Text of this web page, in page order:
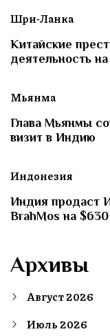
Шри-Ланка
Китайские
деятельность
Мьянма
Глава Мьянмы
визит в Индию
Индонезия
Индия продаст
BrahMos на
Архивы
Август 2026
Июль 2026